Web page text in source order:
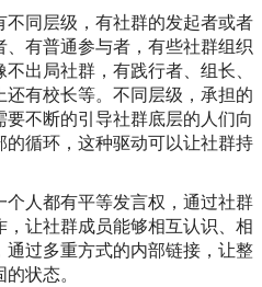
同层级，有社群的发起者或者
有普通参与者，有些社群组织
出局社群，有践行者、组长、
有校长等。不同层级，承担的
不断的引导社群底层的人们向
循环，这种驱动可以让社群持
个人都有平等发言权，通过社群
让社群成员能够相互认识、相
过多重方式的内部链接，让整
状态。